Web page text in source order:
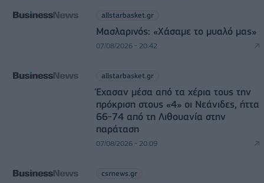
allstarbasket.gr
Μασλαρινός: «Χάσαμε το μυαλό μας»
07/08/2026 - 20:42
allstarbasket.gr
Έχασαν μέσα από τα χέρια τους την
πρόκριση στους «4» οι Νεάνιδες, ήττα
66-74 από τη Λιθουανία στην
παράταση
07/08/2026 - 20:09
csrnews.gr